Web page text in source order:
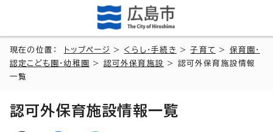
現在の位置： トップページ > くらし・手続き >子育て > 保育園・
認定こども園・幼稚園
> 認可外保育施設
> 認可外保育施設情報
一覧
認可外保育施設情報一覧